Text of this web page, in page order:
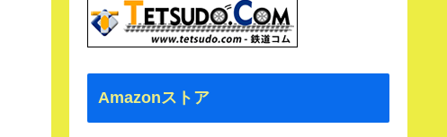
Amazonストア